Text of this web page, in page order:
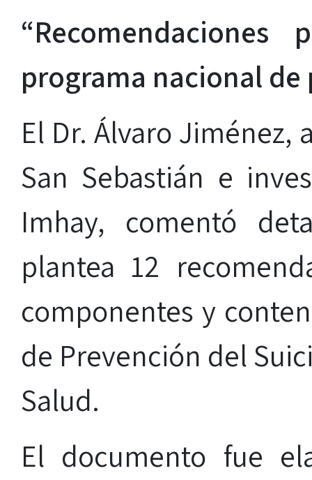
programa nacional
El Dr. Álvaro Jiménez,
San Sebastián e
Imhay, comentó
plantea 12
componentes y
de Prevención del
Salud.
El documento fue